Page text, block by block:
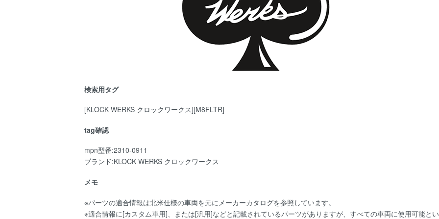
検索用タグ
[KLOCK WERKS クロックワークス][M8FLTR]
tag確認
mpn型番:2310-0911
ブランド:KLOCK WERKS クロックワークス
メモ
※パーツの適合情報は北米仕様の車両を元にメーカーカタログを参照しています。
※適合情報に[カスタム車用]、または[汎用]などと記載されているパーツがありますが、すべての車両に使用可能とい